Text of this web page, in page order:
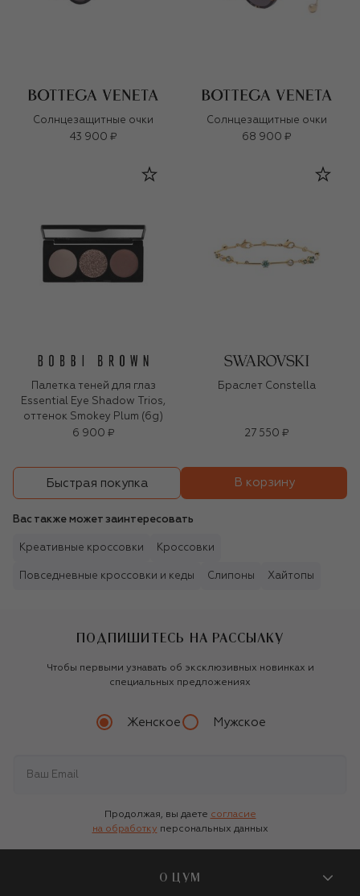
Солнцезащитные очки
43 900 ₽
Солнцезащитные очки
68 900 ₽
Палетка теней для глаз
Essential Eye Shadow Trios,
оттенок Smokey Plum (6g)
6 900 ₽
Браслет Constella
27 550 ₽
Быстрая покупка В корзину
Вас также может заинтересовать
Креативные кроссовки Кроссовки
Повседневные кроссовки и кеды Слипоны Хайтопы
ПОДПИШИТЕСЬ НА РАССЫЛКУ
Чтобы первыми узнавать об эксклюзивных новинках и
специальных предложениях
Женское Мужское
Продолжая, вы даете согласие
на обработку персональных данных
О ЦУМ